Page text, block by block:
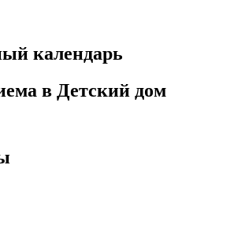
календарь
в Детский дом